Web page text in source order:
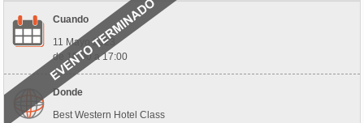
Cuando
11 Mayo 2023
de 10:00 a 17:00
Donde
Best Western Hotel Class